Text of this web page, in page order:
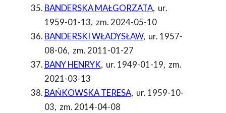
BANDERSKA MAŁGORZATA, ur.
1959-01-13, zm. 2024-05-10
BANDERSKI WŁADYSŁAW, ur. 1957-
08-06, zm. 2011-01-27
BANY HENRYK, ur. 1949-01-19, zm.
2021-03-13
BAŃKOWSKA TERESA, ur. 1959-10-
03, zm. 2014-04-08